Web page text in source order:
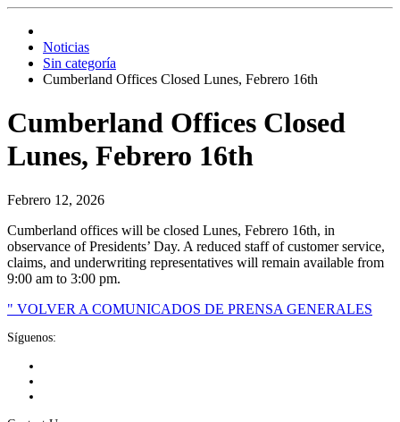
Noticias
Sin categoría
Cumberland Offices Closed Lunes, Febrero 16th
Cumberland Offices Closed
Lunes, Febrero 16th
Febrero 12, 2026
Cumberland offices will be closed Lunes, Febrero 16th, in
observance of Presidents’ Day. A reduced staff of customer service,
claims, and underwriting representatives will remain available from
9:00 am to 3:00 pm.
" VOLVER A COMUNICADOS DE PRENSA GENERALES
Síguenos: